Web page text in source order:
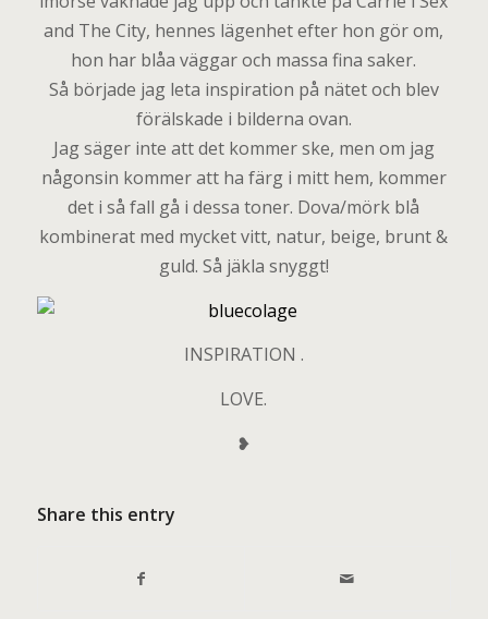
and The City, hennes lägenhet efter hon gör om,
hon har blåa väggar och massa fina saker.
Så började jag leta inspiration på nätet och blev
förälskade i bilderna ovan.
Jag säger inte att det kommer ske, men om jag
någonsin kommer att ha färg i mitt hem, kommer
det i så fall gå i dessa toner. Dova/mörk blå
kombinerat med mycket vitt, natur, beige, brunt &
guld. Så jäkla snyggt!
INSPIRATION .
LOVE.
❥
Share this entry